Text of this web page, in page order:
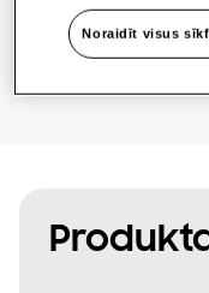
Noraidīt visus